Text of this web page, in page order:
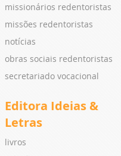
missionários redentoristas
missões redentoristas
notícias
obras sociais redentoristas
secretariado vocacional
Editora Ideias &
Letras
livros